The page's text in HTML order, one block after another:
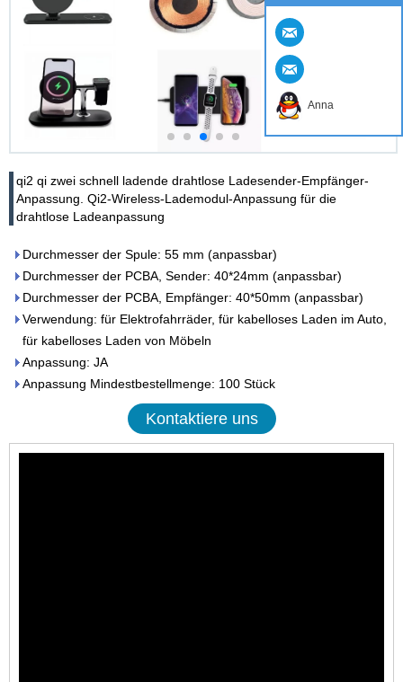
qi2 qi zwei schnell ladende drahtlose Ladesender-Empfänger-
Anpassung. Qi2-Wireless-Lademodul-Anpassung für die
drahtlose Ladeanpassung
Durchmesser der Spule: 55 mm (anpassbar)
Durchmesser der PCBA, Sender: 40*24mm (anpassbar)
Durchmesser der PCBA, Empfänger: 40*50mm (anpassbar)
Verwendung: für Elektrofahrräder, für kabelloses Laden im Auto,
für kabelloses Laden von Möbeln
Anpassung: JA
Anpassung Mindestbestellmenge: 100 Stück
Kontaktiere uns
Anna